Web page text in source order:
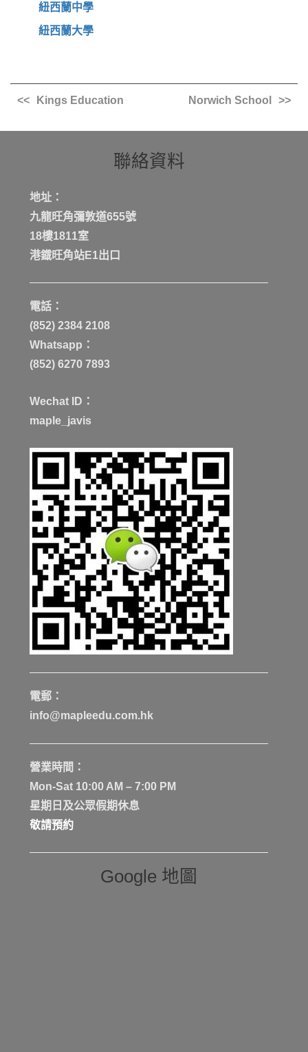
紐西蘭中學
紐西蘭大學
Kings Education Norwich School
聯絡資料
地址：
九龍旺角彌敦道655號
18樓1811室
港鐡旺角站E1出口
電話：
(852) 2384 2108
Whatsapp：
(852) 6270 7893
Wechat ID：
maple_javis
電郵：
info@mapleedu.com.hk
營業時間：
Mon-Sat 10:00 AM – 7:00 PM
星期日及公眾假期休息
敬請預約
Google 地圖